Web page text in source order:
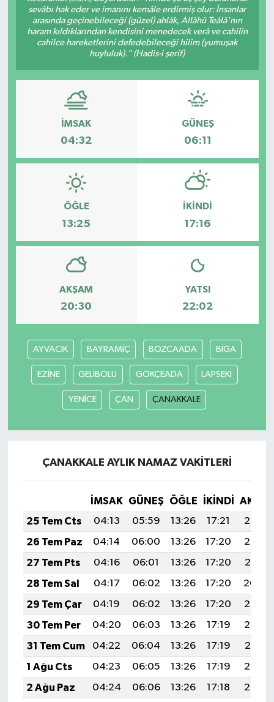
sevâbı hak eder ve imanını kemâle erdirmiş olur: İnsanlar
arasında geçinebileceği (güzel) ahlâk, Allâhü Teâlâ'nın
haram kıldıklarından kendisini menedecek verâ ve cahilin
cahilce hareketlerini defedebileceği hilim (yumuşak
huyluluk)." (Hadis-i şerif)
İMSAK
04:32
GÜNEŞ
06:11
ÖĞLE
13:25
İKINDI
17:16
AKŞAM
20:30
YATSI
22:02
AYVACIK BAYRAMİÇ BOZCAADA BİGA
EZİNE GELİBOLU GÖKÇEADA LAPSEKİ
YENİCE ÇAN ÇANAKKALE
ÇANAKKALE AYLIK NAMAZ VAKITLERI
İMSAK GÜNEŞ ÖĞLE İKINDI
25 Tem Cts
04:13 05:59 13:26 17:21
20:43
26 Tem Paz
04:14 06:00 13:26 17:20
20:42
27 Tem Pts
04:16 06:01 13:26 17:20
20:41
28 Tem Sal
04:17 06:02 13:26 17:20
20:40
29 Tem Çar
04:19 06:02 13:26 17:20
20:39
30 Tem Per
04:20 06:03 13:26 17:19
20:38
31 Tem Cum
04:22 06:04 13:26 17:19
20:37
1 Ağu Cts
04:23 06:05 13:26 17:19
20:36
2 Ağu Paz
04:24 06:06 13:26 17:18
20:35
Türkiye